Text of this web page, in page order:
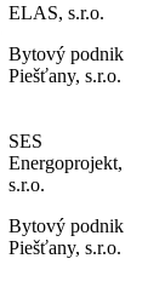
ELAS, s.r.o.
Bytový podnik
Piešťany, s.r.o.
SES
Energoprojekt,
s.r.o.
Bytový podnik
Piešťany, s.r.o.